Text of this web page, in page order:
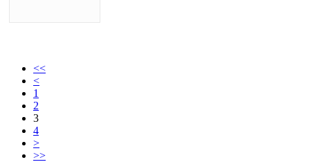
<<
<
1
2
3
4
>
>>